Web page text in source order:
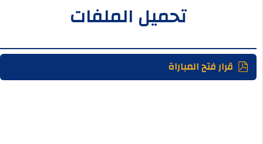
تحميل الملفات
قرار فتح المباراة